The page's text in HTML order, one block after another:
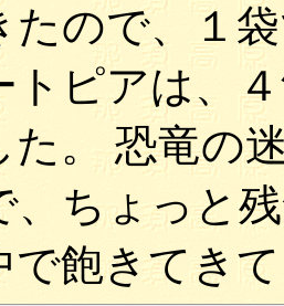
たので、１
トピアは、
た。 恐竜の
、ちょっと
で飽きてき